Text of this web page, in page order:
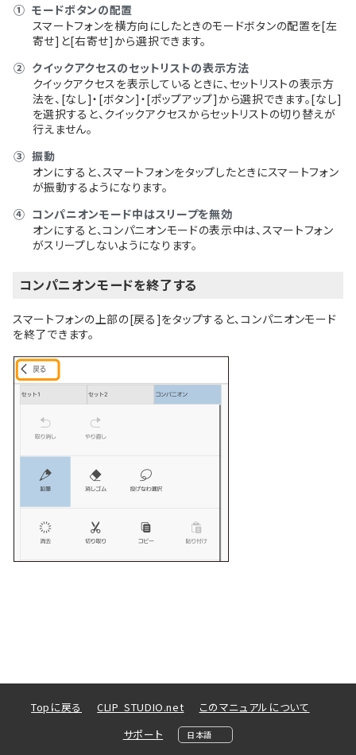
① モードボタンの配置
スマートフォンを横方向にしたときのモードボタンの配置を[左
寄せ]と[右寄せ]から選択できます。
② クイックアクセスのセットリストの表示方法
クイックアクセスを表示しているときに、セットリストの表示方
法を、[なし]・[ボタン]・[ポップアップ]から選択できます。[なし]
を選択すると、クイックアクセスからセットリストの切り替えが
行えません。
③ 振動
オンにすると、スマートフォンをタップしたときにスマートフォン
が振動するようになります。
④ コンパニオンモード中はスリープを無効
オンにすると、コンパニオンモードの表示中は、スマートフォン
がスリープしないようになります。
コンパニオンモードを終了する
スマートフォンの上部の[戻る]をタップすると、コンパニオンモード
を終了できます。
Topに戻る CLIP STUDIO.net
このマニュアルについて
サポート